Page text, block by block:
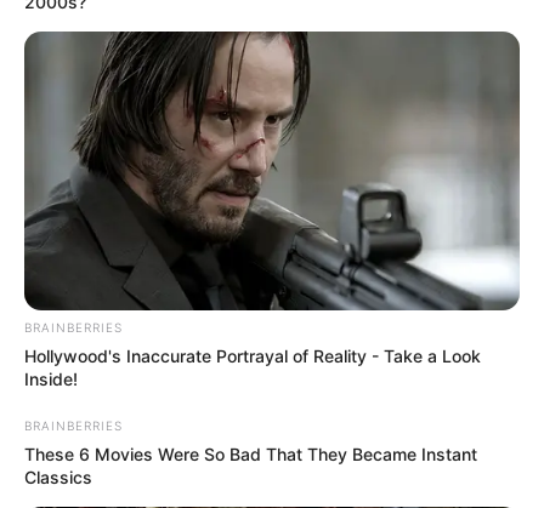
This New Will Give You An Erection After +45
MEDVI
4x Stronger Than Viagra! This To Perform Better
BRAINBERRIES
Hollywood's Inaccurate Portrayal of Reality - Take a Look
Inside!
BRAINBERRIES
These 6 Movies Were So Bad That They Became Instant
Classics